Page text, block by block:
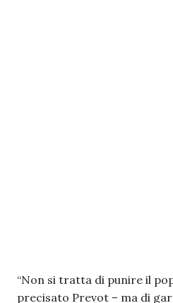
“Non si tratta di punire il
precisato Prevot – ma di